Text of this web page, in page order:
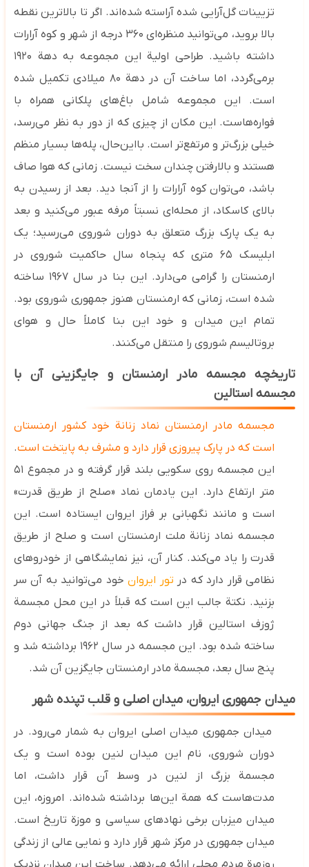
تزیینات گل‌آرایی شده آراسته شده‌اند. اگر تا بالاترین نقطه
بالا بروید، می‌توانید منظره‌ای ۳۶۰ درجه از شهر و کوه آرارات
داشته باشید.
طراحی اولیة این مجموعه به دهة ۱۹۲۰
برمی‌گردد، اما ساخت آن در دهة ۸۰ میلادی تکمیل شده
است. این مجموعه شامل باغ‌های پلکانی همراه با
فواره‌هاست. این مکان از چیزی که از دور به نظر می‌رسد،
خیلی بزرگ‌تر و مرتفع‌تر است. بااین‌حال، پله‌ها بسیار منظم
هستند و بالارفتن چندان سخت نیست. زمانی که هوا صاف
باشد، می‌توان کوه آرارات را از آنجا دید. بعد از رسیدن به
بالای کاسکاد، از محله‌ای نسبتاً مرفه عبور می‌کنید و بعد
به یک پارک بزرگ متعلق به دوران شوروی می‌رسید؛ یک
ابلیسک ۶۵ متری که پنجاه سال حاکمیت شوروی در
ارمنستان را گرامی می‌دارد. این بنا در سال ۱۹۶۷ ساخته
شده است، زمانی که ارمنستان هنوز جمهوری شوروی بود.
تمام این میدان و خود این بنا کاملاً حال‌ و هوای
بروتالیسم شوروی را منتقل می‌کنند.
تاریخچه مجسمه مادر ارمنستان و جایگزینی آن با
مجسمه استالین
مجسمه مادر ارمنستان نماد زنانة خود کشور ارمنستان
است که در پارک پیروزی قرار دارد و مشرف به پایتخت است.
این مجسمه روی سکویی بلند قرار گرفته و در مجموع ۵۱
متر ارتفاع دارد. این یادمان نماد «صلح از طریق قدرت»
است و مانند نگهبانی بر فراز ایروان ایستاده است. این
مجسمه نماد زنانة ملت ارمنستان است و صلح از طریق
قدرت را یاد می‌کند. کنار آن، نیز نمایشگاهی از خودروهای
نظامی قرار دارد که در تور ایروانخود می‌توانید به آن سر
بزنید. نکتة جالب این است که قبلاً در این محل مجسمة
ژوزف استالین قرار داشت که بعد از جنگ جهانی دوم
ساخته شده بود. این مجسمه در سال ۱۹۶۲ برداشته شد و
پنج سال بعد، مجسمة مادر ارمنستان جایگزین آن شد.
میدان جمهوری ایروان، میدان اصلی و قلب تپنده شهر
میدان جمهوری میدان اصلی ایروان به شمار می‌رود. در
دوران شوروی، نام این میدان لنین بوده است و یک
مجسمة بزرگ از لنین در وسط آن قرار داشت، اما
مدت‌هاست که همة این‌ها برداشته شده‌اند. امروزه، این
میدان میزبان برخی نهادهای سیاسی و موزة تاریخ است.
میدان جمهوری در مرکز شهر قرار دارد و نمایی عالی از زندگی
روزمرة مردم محلی ارائه می‌دهد. ساخت این میدان نزدیک